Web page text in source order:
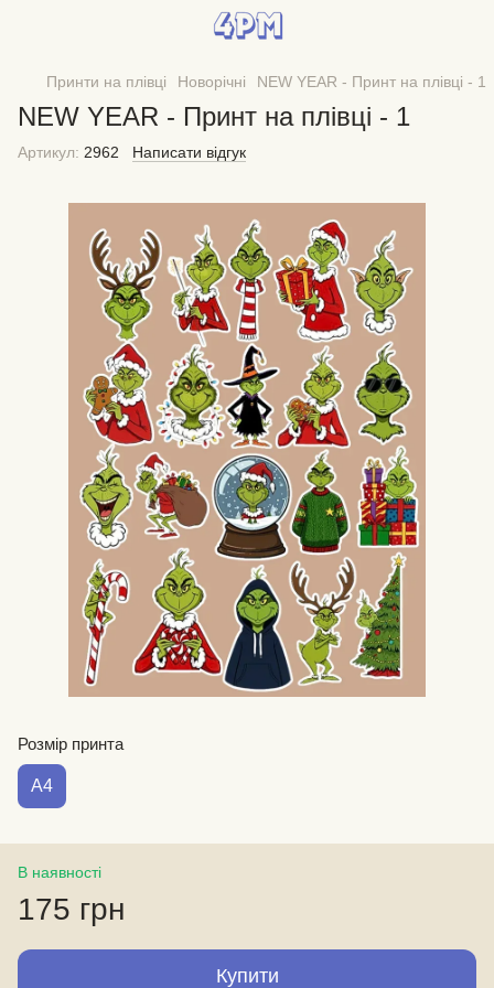
Принти на плівці Новорічні NEW YEAR - Принт на плівці - 1
NEW YEAR - Принт на плівці - 1
Артикул: 2962 Написати відгук
Розмір принта
А4
В наявності
175 грн
Купити